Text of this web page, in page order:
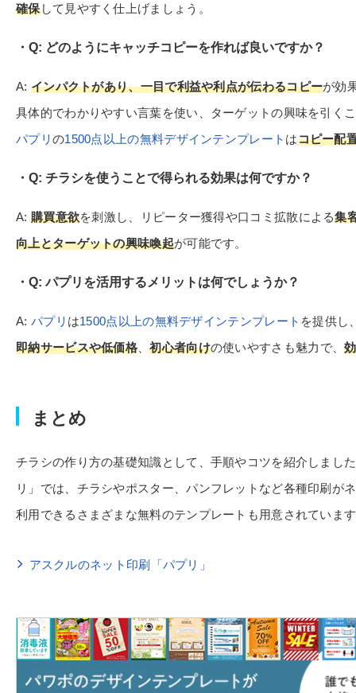
確保して見やすく仕上げましょう。
Q: どのようにキャッチコピーを作れば良いですか？
A: インパクトがあり、一目で利益や利点が伝わるコピーが効
具体的でわかりやすい言葉を使い、ターゲットの興味を引く
パプリ の1500点以上の無料デザインテンプレート はコピー配
Q: チラシを使うことで得られる効果は何ですか？
A: 購買意欲を刺激し、リピーター獲得や口コミ拡散による集
向上とターゲットの興味喚起が可能です。
Q: パプリを活用するメリットは何でしょうか？
A: パプリ は1500点以上の無料デザインテンプレート を提供し
即納サービスや低価格 、初心者向けの使いやすさも魅力で、
まとめ
チラシの作り方の基礎知識として、手順やコツを紹介しまし
リ」では、チラシやポスター、パンフレットなど各種印刷が
利用できるさまざまな無料のテンプレートも用意されていま
アスクルのネット印刷「パプリ」